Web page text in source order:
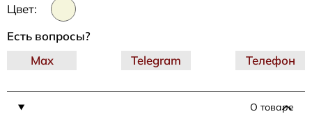
Цвет:
О товаре
Есть вопросы?
Telegram
Max Телефон